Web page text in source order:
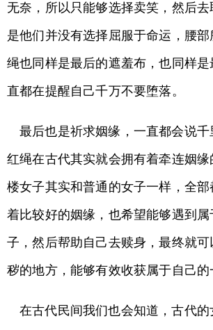
无奈，所以只能够选择卖笑，然后去
是他们并没有选择屈服于命运，腰
绳也同样是最后的遮羞布，也同样
直都在提醒自己千万不要堕落。
最后也是祈求姻缘，一直都会说千
红绳在古代其实就会拥有着牵连姻
楼女子其实和普通的女子一样，全
着比较好的姻缘，也希望能够遇到
子，然后帮助自己去赎身，最终就
秽的地方，能够有效收获属于自己的
在古代民间我们也会知道，古代的